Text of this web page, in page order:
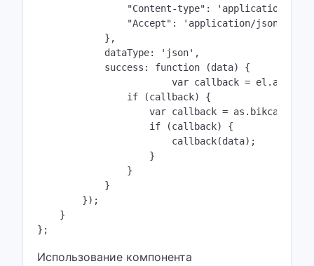
"Content-type": 'application/
"Accept":
            },
            dataType: 'json',
            success: function (data) {
                if (callback) {
var callback =
                    if (callback) {
                        callback(data);
                    }
                }
            }
        });
    }
};
Использование компонента